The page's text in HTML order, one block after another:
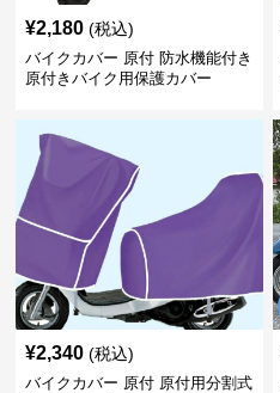
¥2,180 (税込)
バイクカバー 原付 防水機能付き
原付きバイク用保護カバー
¥2,340 (税込)
バイクカバー 原付 原付用分割式